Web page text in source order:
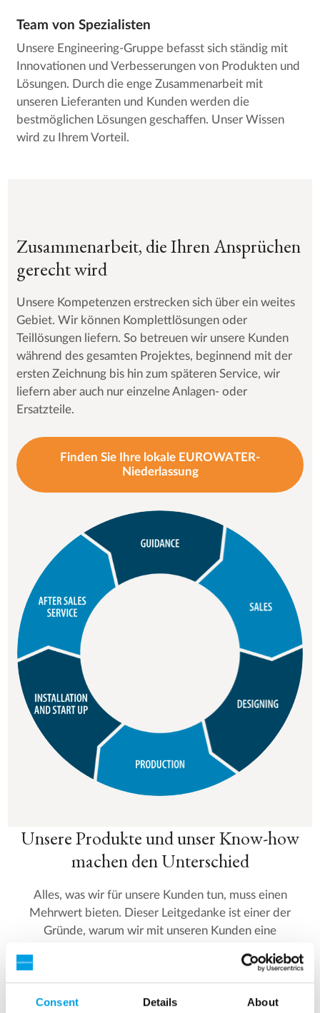
Consent Details About
Team von Spezialisten
Unsere Engineering-Gruppe befasst sich ständig mit
Innovationen und Verbesserungen von Produkten und
Lösungen. Durch die enge Zusammenarbeit mit
unseren Lieferanten und Kunden werden die
bestmöglichen Lösungen geschaffen. Unser Wissen
wird zu Ihrem Vorteil.
Zusammenarbeit, die Ihren Ansprüchen
gerecht wird
Unsere Kompetenzen erstrecken sich über ein weites
Gebiet. Wir können Komplettlösungen oder
Teillösungen liefern. So betreuen wir unsere Kunden
während des gesamten Projektes, beginnend mit der
ersten Zeichnung bis hin zum späteren Service, wir
liefern aber auch nur einzelne Anlagen- oder
Ersatzteile.
Finden Sie Ihre lokale EUROWATER-
Niederlassung
Unsere Produkte und unser Know-how
machen den Unterschied
Alles, was wir für unsere Kunden tun, muss einen
Mehrwert bieten. Dieser Leitgedanke ist einer der
Gründe, warum wir mit unseren Kunden eine